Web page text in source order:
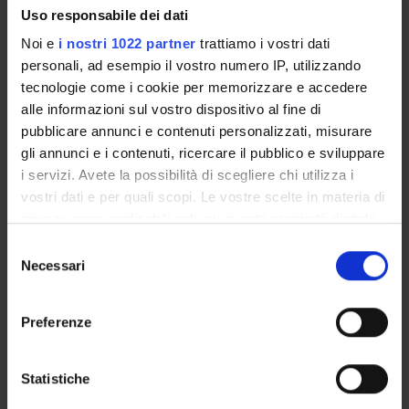
Uso responsabile dei dati
Noi e i nostri 1022 partner trattiamo i vostri dati
personali, ad esempio il vostro numero IP, utilizzando
tecnologie come i cookie per memorizzare e accedere
alle informazioni sul vostro dispositivo al fine di
pubblicare annunci e contenuti personalizzati, misurare
gli annunci e i contenuti, ricercare il pubblico e sviluppare
i servizi. Avete la possibilità di scegliere chi utilizza i
vostri dati e per quali scopi. Le vostre scelte in materia di
modificare o revocare il proprio consenso in qualsiasi
momento dalla Dichiarazione sui cookie o facendo clic
raccogliere informazioni sulla tua posizione
geografica, con un'approssimazione di qualche
delNecessari
Preferenze
Statistiche
COLLABORATORI ESTERNI
Salvatore Maria Aglioti
Universita' di Roma "La Sapienza" Dip. Psicologia
Professore associato
Claudio Maioli
Università di Brescia
SEZIONI